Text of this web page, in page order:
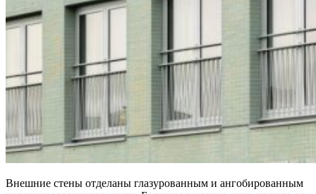
Внешние стены отделаны глазурованным и ангобированным